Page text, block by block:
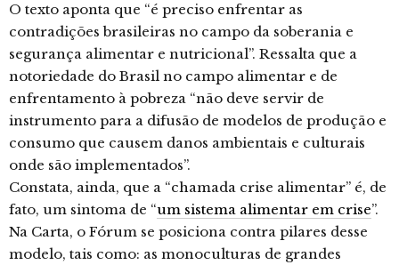
O texto aponta que “é preciso enfrentar as
contradições brasileiras no campo da soberania e
segurança alimentar e nutricional”. Ressalta que a
notoriedade do Brasil no campo alimentar e de
enfrentamento à pobreza “não deve servir de
instrumento para a difusão de modelos de produção e
consumo que causem danos ambientais e culturais
onde são implementados”.
Constata, ainda, que a “chamada crise alimentar” é, de
fato, um sintoma de “um sistema alimentar em crise”.
Na Carta, o Fórum se posiciona contra pilares desse
modelo, tais como: as monoculturas de grandes